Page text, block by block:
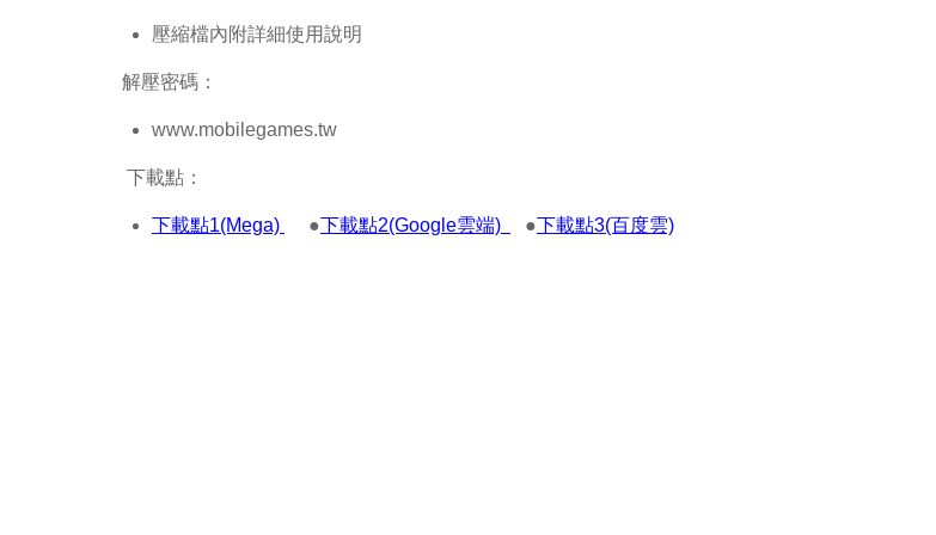
壓縮檔內附詳細使用說明
解壓密碼：
www.mobilegames.tw
下載點：
下載點1(Mega) ●下載點2(Google雲端) ●下載點3(百度雲)